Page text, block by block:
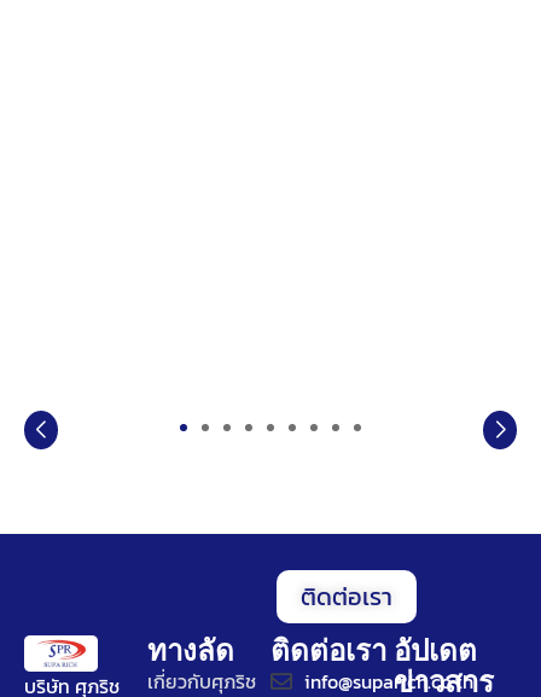
ติดต่อเรา
บริษัท ศุภริช
ทางลัด
เกี่ยวกับศุภริช
ติดต่อเรา
info@suparich.co.th
อัปเดต
ข่าวสาร